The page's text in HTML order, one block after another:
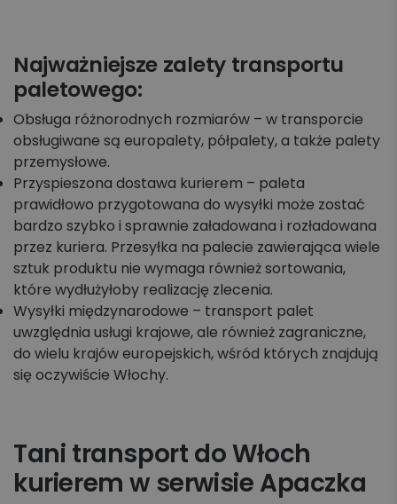
Najważniejsze zalety transportu
paletowego:
Obsługa różnorodnych rozmiarów – w transporcie
obsługiwane są europalety, półpalety, a także palety
przemysłowe.
Przyspieszona dostawa kurierem – paleta
prawidłowo przygotowana do wysyłki może zostać
bardzo szybko i sprawnie załadowana i rozładowana
przez kuriera. Przesyłka na palecie zawierająca wiele
sztuk produktu nie wymaga również sortowania,
które wydłużyłoby realizację zlecenia.
Wysyłki międzynarodowe – transport palet
uwzględnia usługi krajowe, ale również zagraniczne,
do wielu krajów europejskich, wśród których znajdują
się oczywiście Włochy.
Tani transport do Włoch
kurierem w serwisie Apaczka